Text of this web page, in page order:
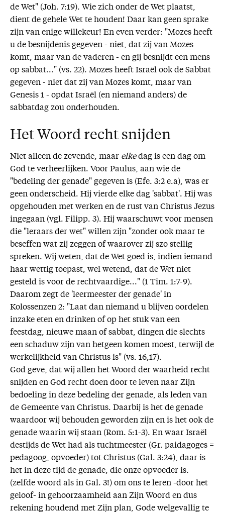
de Wet" (Joh. 7:19). Wie zich onder de Wet plaatst,
dient de gehele Wet te houden! Daar kan geen sprake
zijn van enige willekeur! En even verder: "Mozes heeft
u de besnijdenis gegeven - niet, dat zij van Mozes
komt, maar van de vaderen - en gij besnijdt een mens
op sabbat..." (vs. 22). Mozes heeft Israël ook de Sabbat
gegeven - niet dat zij van Mozes komt, maar van
Genesis 1 - opdat Israël (en niemand anders) de
sabbatdag zou onderhouden.
Het Woord recht snijden
Niet alleen de zevende, maar elkedag is een dag om
God te verheerlijken. Voor Paulus, aan wie de
"bedeling der genade" gegeven is (Efe. 3:2 e.a), was er
geen onderscheid. Hij vierde elke dag 'sabbat'. Hij was
opgehouden met werken en de rust van Christus Jezus
ingegaan (vgl. Filipp. 3). Hij waarschuwt voor mensen
die "leraars der wet" willen zijn "zonder ook maar te
beseffen wat zij zeggen of waarover zij szo stellig
spreken. Wij weten, dat de Wet goed is, indien iemand
haar wettig toepast, wel wetend, dat de Wet niet
gesteld is voor de rechtvaardige..." (1 Tim. 1:7-9).
Daarom zegt de 'leermeester der genade' in
Kolossenzen 2: "Laat dan niemand u blijven oordelen
inzake eten en drinken of op het stuk van een
feestdag, nieuwe maan of sabbat, dingen die slechts
een schaduw zijn van hetgeen komen moest, terwijl de
werkelijkheid van Christus is" (vs. 16,17).
God geve, dat wij allen het Woord der waarheid recht
snijden en God recht doen door te leven naar Zijn
bedoeling in deze bedeling der genade, als leden van
de Gemeente van Christus. Daarbij is het de genade
waardoor wij behouden geworden zijn en is het ook de
genade waarin wij staan (Rom. 5:1-3). En waar Israël
destijds de Wet had als tuchtmeester (Gr. paidagoges =
pedagoog, opvoeder) tot Christus (Gal. 3:24), daar is
het in deze tijd de genade, die onze opvoeder is.
(zelfde woord als in Gal. 3!) om ons te leren -door het
geloof- in gehoorzaamheid aan Zijn Woord en dus
rekening houdend met Zijn plan, Gode welgevallig te